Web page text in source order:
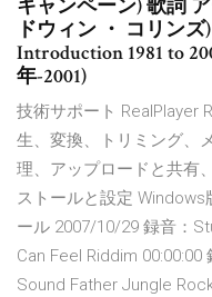
キャンペーン) 歌詞
ドウィン ・ コリンズ
Introduction 1981 to
年-2001)
技術サポート RealPlayer
生、変換、トリミング、
理、アップロードと共有
ストールと設定 Windows
ール 2007/10/29 録音：
Can Feel Riddim
Sound Father Jungle